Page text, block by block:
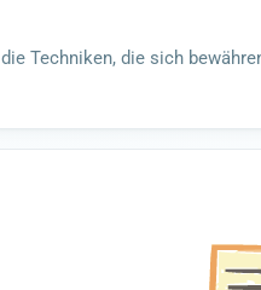
Techniken, die sich